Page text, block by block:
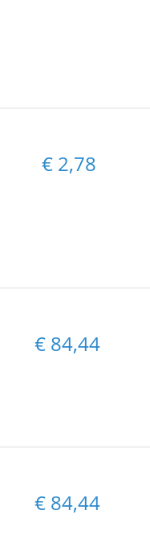
€ 2,78
€ 84,44
€ 84,44